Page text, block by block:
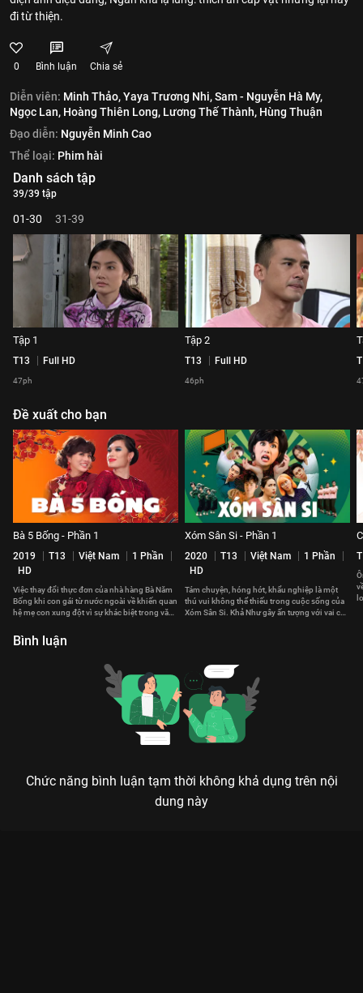
đi từ thiện.
0 Bình luận Chia sẻ
Diễn viên: Minh Thảo,Yaya Trương Nhi,Sam - Nguyễn Hà My,
Ngọc Lan, Hoàng Thiên Long, Lương Thế Thành, Hùng Thuận
Đạo diễn: Nguyễn Minh Cao
Thể loại: Phim hài
Danh sách tập
39/39 tập
01-30 31-39
Tập 1
T13 Full HD
47ph
Tập 2
T13 Full HD
46ph
Đề xuất cho bạn
Bà 5 Bống - Phần 1
2019 T13 Việt Nam
1 Phần
HD
Việc thay đổi thực đơn của nhà hàng Bà Năm
Bống khi con gái từ nước ngoài về khiến quan
hệ mẹ con xung đột vì sự khác biệt trong văn
Xóm Sân Si - Phần 1
2020 T13 Việt Nam
1 Phần
HD
Tám chuyện, hóng hớt, khẩu nghiệp là một
thú vui không thể thiếu trong cuộc sống của
Xóm Sân Si. Khả Như gây ấn tượng với vai chị
Bình luận
Chức năng bình luận tạm thời không khả dụng trên nội
dung này